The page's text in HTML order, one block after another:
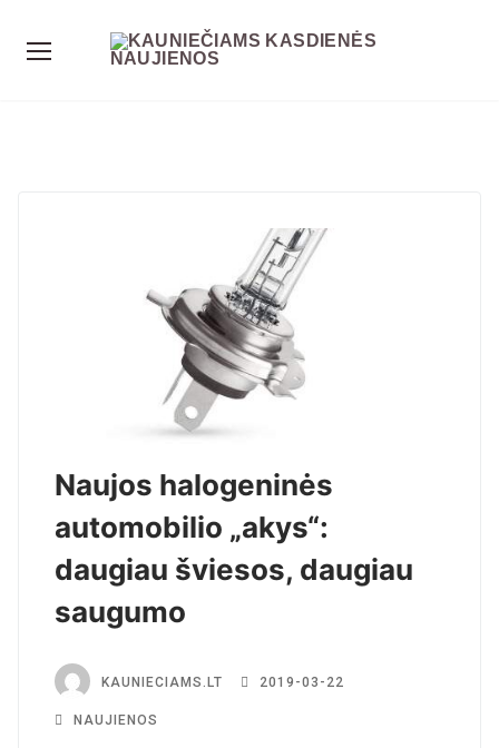
Naujos halogeninės
automobilio „akys“:
daugiau šviesos, daugiau
saugumo
KAUNIECIAMS.LT 2019-03-22
NAUJIENOS